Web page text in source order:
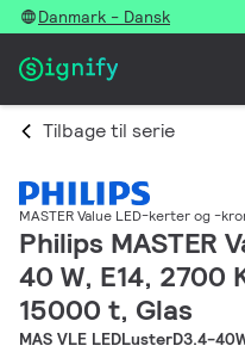
Danmark - Dansk
Tilbage til serie
MASTER Value LED-kerter og -
Philips MASTER
40 W, E14, 2700
15000 t, Glas
MAS VLE LEDLusterD3.4-